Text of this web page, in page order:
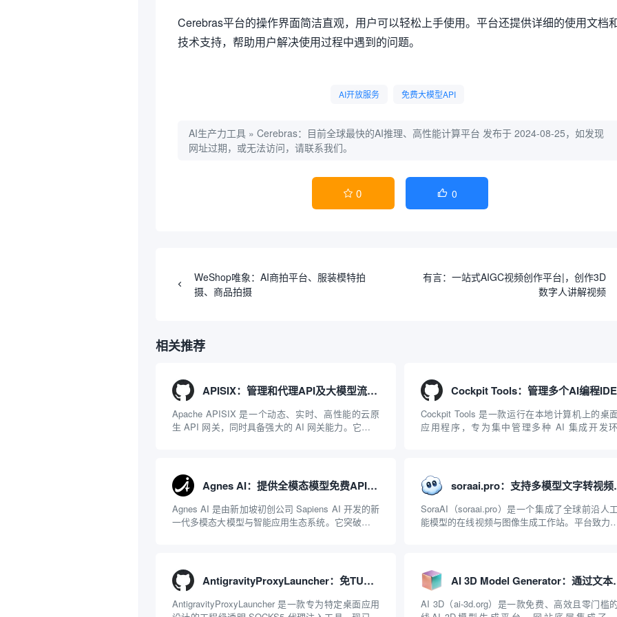
Cerebras平台的操作界面简洁直观，用户可以轻松上手使用。平台还提供详细的使用文档
技术支持，帮助用户解决使用过程中遇到的问题。
AI开放服务 免费大模型API
AI生产力工具 » Cerebras：目前全球最快的AI推理、高性能计算平台 发布于 2024-08-25，如发现
网址过期，或无法访问，请联系我们。
 0  0
WeShop唯象：AI商拍平台、服装模特拍
摄、商品拍摄
有言：一站式AIGC视频创作平台|，创作3D
数字人讲解视频
相关推荐
APISIX：管理和代理API及大模型流量的高性能网关
Apache APISIX 是一个动态、实时、高性能的云原
生 API 网关，同时具备强大的 AI 网关能力。它基于
Cockpit Tools 是一款运行在本地计算机上的桌
应用程序，专为集中管理多种 AI 集成开发
Agnes AI：提供全模态模型免费API、支持图文视频生成与复杂工程执行的智能体平台
Agnes AI 是由新加坡初创公司 Sapiens AI 开发的新
一代多模态大模型与智能应用生态系统。它突破了单
soraai.pro
SoraAI（soraai.pro）是一个集成了全球前沿人
能模型的在线视频与图像生成工作站。平台致力
AntigravityProxyLauncher：免TUN全局代理使用Antigravity IDE
AntigravityProxyLauncher 是一款专为特定桌面应用
AI 3D Model
AI 3D（ai-3d.org）是一款免费、高效且零门槛